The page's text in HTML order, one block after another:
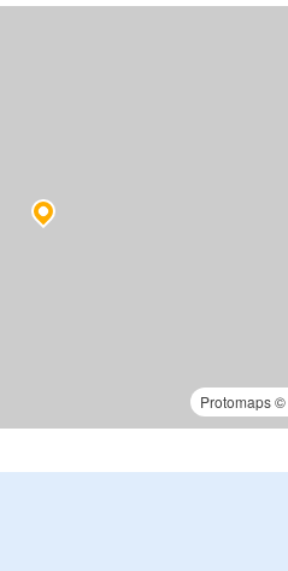
Protomaps©